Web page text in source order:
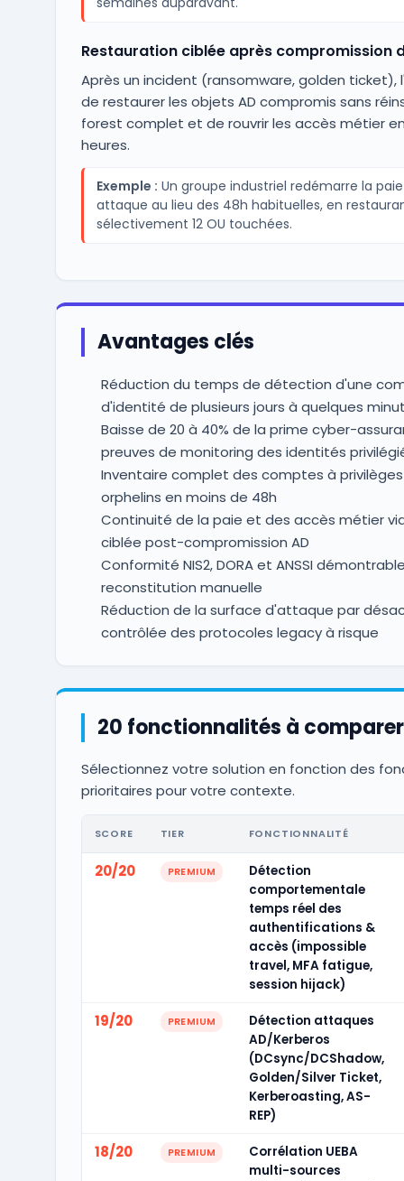
Restauration ciblée après compromission
Après un incident (ransomware, golden ticket),
de restaurer les objets AD compromis sans
forest complet et de rouvrir les accès métier
heures.
Exemple : Un groupe industriel redémarre la
attaque au lieu des 48h habituelles, en
sélectivement 12 OU touchées.
Avantages clés
Réduction du temps de détection d'une
d'identité de plusieurs jours à quelques
Baisse de 20 à 40% de la prime cyber-
preuves de monitoring des identités
Inventaire complet des comptes à
orphelins en moins de 48h
Continuité de la paie et des accès métier
ciblée post-compromission AD
Conformité NIS2, DORA et ANSSI
reconstitution manuelle
Réduction de la surface d'attaque par
contrôlée des protocoles legacy à risque
20 fonctionnalités à comparer
Sélectionnez votre solution en fonction des
prioritaires pour votre contexte.
SCORE TIER FONCTIONNALITÉ
20/20 PREMIUM
Détection
comportementale
temps réel des
authentifications &
accès (impossible
travel, MFA fatigue,
session hijack)
19/20 PREMIUM
Détection attaques
AD/Kerberos
(DCsync/DCShadow,
Golden/Silver Ticket,
Kerberoasting, AS-
REP)
18/20 PREMIUM
Corrélation UEBA
multi-sources